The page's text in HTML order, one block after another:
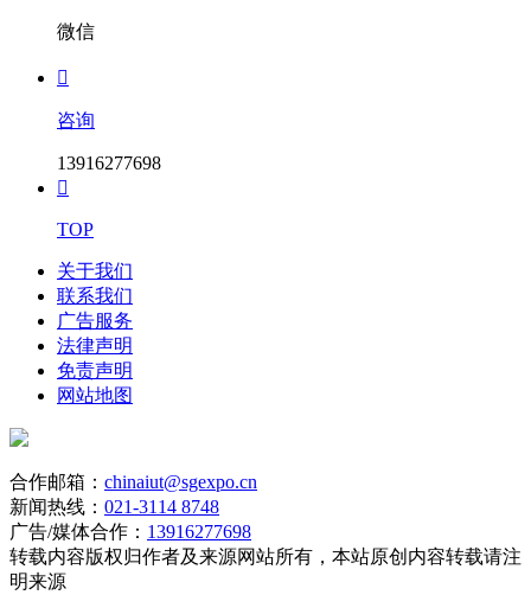
微信

咨询
13916277698

TOP
关于我们
联系我们
广告服务
法律声明
免责声明
网站地图
合作邮箱： chinaiut@sgexpo.cn
新闻热线： 021-3114 8748
广告/媒体合作： 13916277698
转载内容版权归作者及来源网站所有，本站原创内容转载请注
明来源